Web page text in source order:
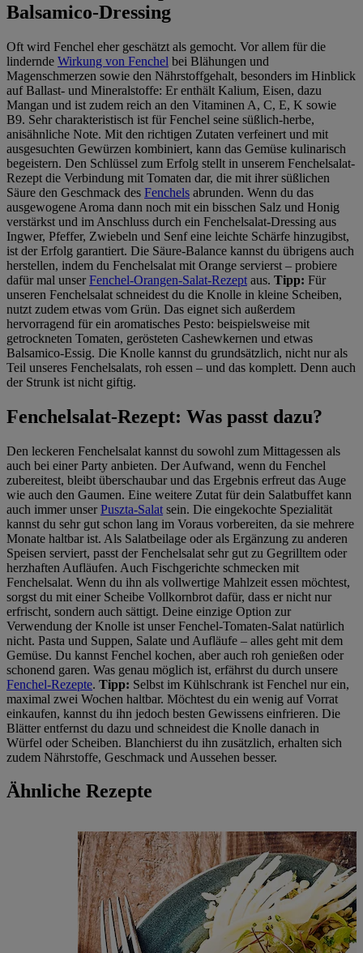
Balsamico-Dressing
Oft wird Fenchel eher geschätzt als gemocht. Vor allem für die
lindernde Wirkung von Fenchel bei Blähungen und
Magenschmerzen sowie den Nährstoffgehalt, besonders im Hinblick
auf Ballast- und Mineralstoffe: Er enthält Kalium, Eisen, dazu
Mangan und ist zudem reich an den Vitaminen A, C, E, K sowie
B9. Sehr charakteristisch ist für Fenchel seine süßlich-herbe,
anisähnliche Note. Mit den richtigen Zutaten verfeinert und mit
ausgesuchten Gewürzen kombiniert, kann das Gemüse kulinarisch
begeistern. Den Schlüssel zum Erfolg stellt in unserem Fenchelsalat-
Rezept die Verbindung mit Tomaten dar, die mit ihrer süßlichen
Säure den Geschmack des Fenchels abrunden. Wenn du das
ausgewogene Aroma dann noch mit ein bisschen Salz und Honig
verstärkst und im Anschluss durch ein Fenchelsalat-Dressing aus
Ingwer, Pfeffer, Zwiebeln und Senf eine leichte Schärfe hinzugibst,
ist der Erfolg garantiert. Die Säure-Balance kannst du übrigens auch
herstellen, indem du Fenchelsalat mit Orange servierst – probiere
dafür mal unserFenchel-Orangen-Salat-Rezept aus. Tipp: Für
unseren Fenchelsalat schneidest du die Knolle in kleine Scheiben,
nutzt zudem etwas vom Grün. Das eignet sich außerdem
hervorragend für ein aromatisches Pesto: beispielsweise mit
getrockneten Tomaten, gerösteten Cashewkernen und etwas
Balsamico-Essig. Die Knolle kannst du grundsätzlich, nicht nur als
Teil unseres Fenchelsalats, roh essen – und das komplett. Denn auch
der Strunk ist nicht giftig.
Fenchelsalat-Rezept: Was passt dazu?
Den leckeren Fenchelsalat kannst du sowohl zum Mittagessen als
auch bei einer Party anbieten. Der Aufwand, wenn du Fenchel
zubereitest, bleibt überschaubar und das Ergebnis erfreut das Auge
wie auch den Gaumen. Eine weitere Zutat für dein Salatbuffet kann
auch immer unserPuszta-Salat sein. Die eingekochte Spezialität
kannst du sehr gut schon lang im Voraus vorbereiten, da sie mehrere
Monate haltbar ist. Als Salatbeilage oder als Ergänzung zu anderen
Speisen serviert, passt der Fenchelsalat sehr gut zu Gegrilltem oder
herzhaften Aufläufen. Auch Fischgerichte schmecken mit
Fenchelsalat. Wenn du ihn als vollwertige Mahlzeit essen möchtest,
sorgst du mit einer Scheibe Vollkornbrot dafür, dass er nicht nur
erfrischt, sondern auch sättigt. Deine einzige Option zur
Verwendung der Knolle ist unser Fenchel-Tomaten-Salat natürlich
nicht. Pasta und Suppen, Salate und Aufläufe – alles geht mit dem
Gemüse. Du kannst Fenchel kochen, aber auch roh genießen oder
schonend garen. Was genau möglich ist, erfährst du durch unsere
Fenchel-Rezepte. Tipp: Selbst im Kühlschrank ist Fenchel nur ein,
maximal zwei Wochen haltbar. Möchtest du ein wenig auf Vorrat
einkaufen, kannst du ihn jedoch besten Gewissens einfrieren. Die
Blätter entfernst du dazu und schneidest die Knolle danach in
Würfel oder Scheiben. Blanchierst du ihn zusätzlich, erhalten sich
zudem Nährstoffe, Geschmack und Aussehen besser.
Ähnliche Rezepte